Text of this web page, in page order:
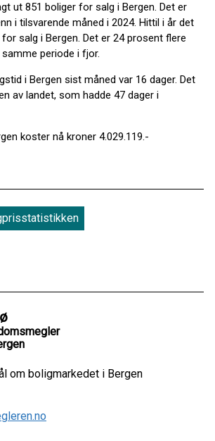
ut 851 boliger for salg i Bergen. Det er
i tilsvarende måned i 2024. Hittil i år det
salg i Bergen. Det er 24 prosent flere
periode i fjor.
i Bergen sist måned var 16 dager. Det
av landet, som hadde 47 dager i
koster nå kroner 4.029.119.-
om boligmarkedet i Bergen